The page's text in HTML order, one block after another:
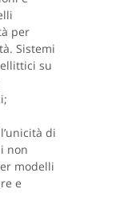
per
Sistemi
su
di
non
modelli
e